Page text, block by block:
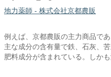
地力薬師 - 株式会社京都農販
例えば、京都農販の主力商品で
主な成分の含有量で鉄、石灰、
肥料成分が含まれている。しか